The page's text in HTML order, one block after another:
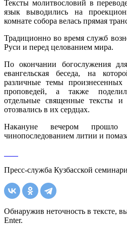
Тексты молитвословий в
язык выводились на
комнате собора велась прямая
Традиционно во время служб
Руси и перед целованием мира.
По окончании богослужения
евангельская беседа, на
различные темы произнесенных
проповедей, а также
отдельные священные тексты и
отозвались в их сердцах.
Накануне вечером
чинопоследованием литии и
Пресс-служба Кузбасской
Обнаружив неточность в тексте,
Enter.